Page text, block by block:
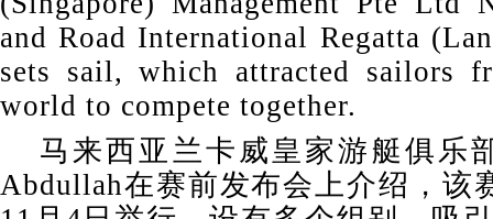
and Road International Regatta
sets sail, which attracted sailors
world to compete together.
马来西亚兰卡威皇家游艇俱乐
Abdullah在赛前发布会上介绍，该